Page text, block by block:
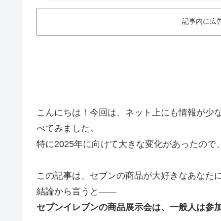
記事内に広
こんにちは！今回は、ネット上にも情報が少
べてみました。
特に2025年に向けて大きな変化があったの
この記事は、セブンの商品が大好きなあなた
結論から言うと——
セブンイレブンの商品展示会は、一般人は参